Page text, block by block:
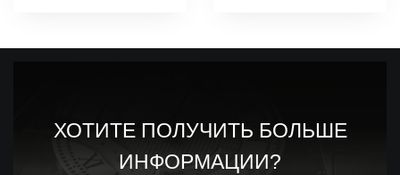
ХОТИТЕ ПОЛУЧИТЬ БОЛЬШЕ
ИНФОРМАЦИИ?